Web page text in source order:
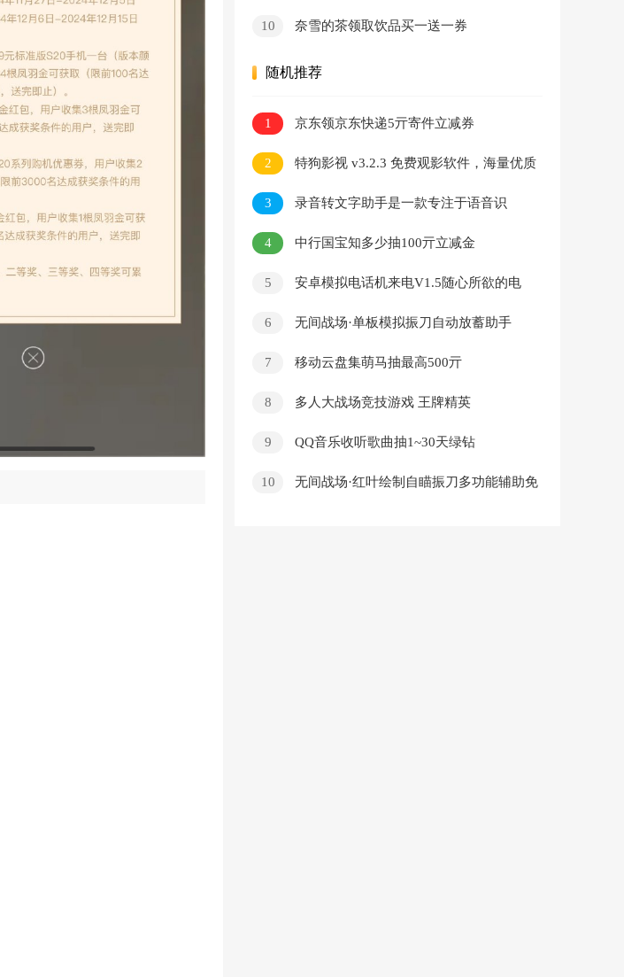
10 奈雪的茶领取饮品买一送一券
随机推荐
1 京东领京东快递5亓寄件立减券
2
特狗影视 v3.2.3 免费观影软件，海量优质
内容，去广告版
3
录音转文字助手是一款专注于语音识
别、音频转文字、实时语音翻译的多功能app
4
中行国宝知多少抽100亓立减金
5
安卓模拟电话机来电V1.5随心所欲的电
6
无间战场·单板模拟振刀自动放蓄助手
7 移动云盘集萌马抽最高500亓
8 多人大战场竞技游戏 王牌精英
9 QQ音乐收听歌曲抽1~30天绿钻
10
无间战场·红叶绘制自瞄振刀多功能辅助免